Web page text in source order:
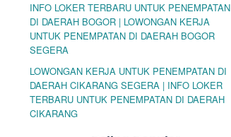
INFO LOKER TERBARU UNTUK PENEMPATAN
DI DAERAH BOGOR | LOWONGAN KERJA
UNTUK PENEMPATAN DI DAERAH BOGOR
SEGERA
LOWONGAN KERJA UNTUK PENEMPATAN DI
DAERAH CIKARANG SEGERA | INFO LOKER
TERBARU UNTUK PENEMPATAN DI DAERAH
CIKARANG